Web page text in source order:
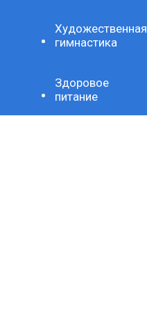
Художественная
гимнастика
Здоровое
питание